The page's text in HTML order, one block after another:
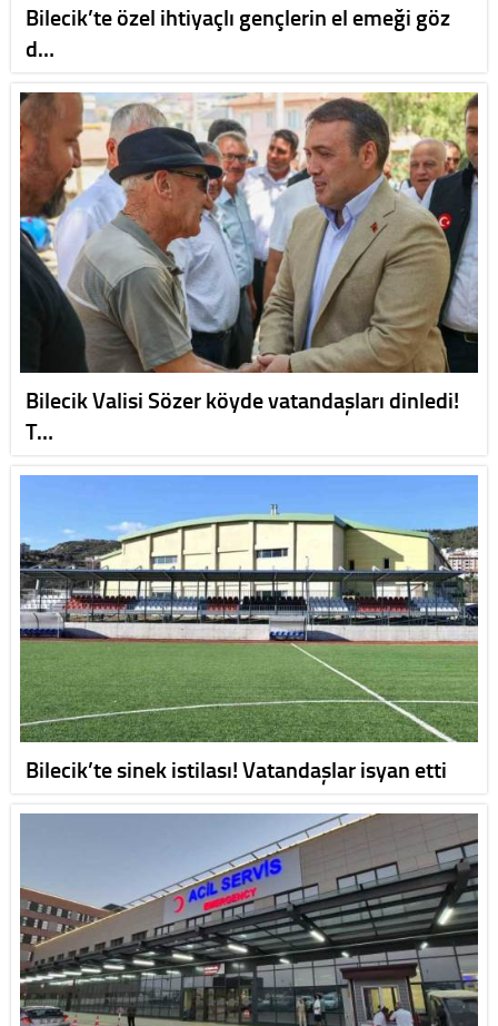
Bilecik’te özel ihtiyaçlı gençlerin el emeği göz
d…
Bilecik Valisi Sözer köyde vatandaşları dinledi!
T…
Bilecik’te sinek istilası! Vatandaşlar isyan etti